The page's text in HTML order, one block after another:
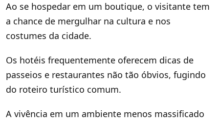
Ao se hospedar em um boutique, o visitante tem
a chance de mergulhar na cultura e nos
costumes da cidade.
Os hotéis frequentemente oferecem dicas de
passeios e restaurantes não tão óbvios, fugindo
do roteiro turístico comum.
A vivência em um ambiente menos massificado